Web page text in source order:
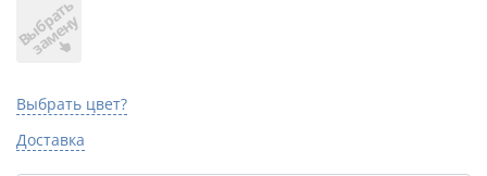
В
ы
б
р
а
т
ь
з
а
м
е
н
у
Выбрать цвет?
Доставка